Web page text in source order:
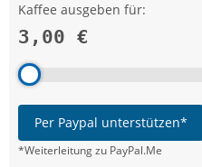
Kaffee ausgeben für:
3,00 €
Per Paypal unterstützen*
*Weiterleitung zu PayPal.Me